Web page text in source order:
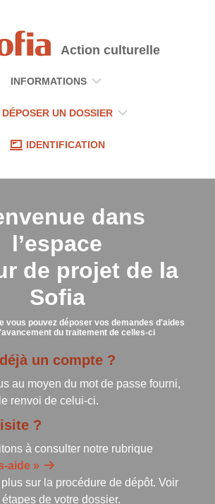
Action culturelle
INFORMATIONS
DÉPOSER UN DOSSIER
IDENTIFICATION
dans
l’espace
de projetde la
Sofia
vous pouvez déposer vos demandes d'aides
du traitement de celles-ci
un compte ?
au moyen du mot de passe fourni,
renvoi de celui-ci.
?
à consulter notre rubrique
aide »
sur la procédure de dépôt. Voir
de votre dossier.